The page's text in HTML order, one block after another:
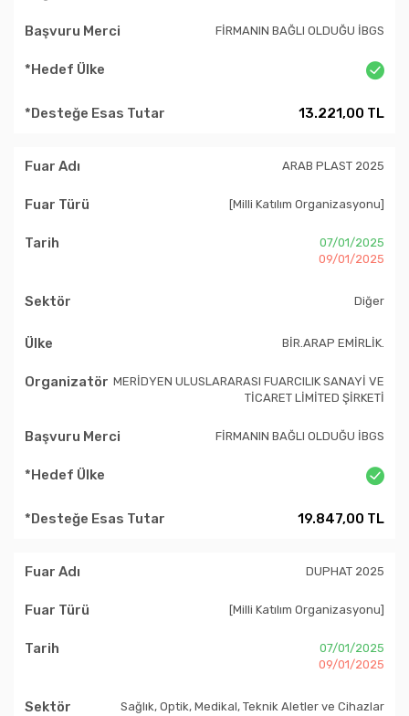
FİRMANIN BAĞLI OLDUĞU İBGS
13.221,00 TL
ARAB PLAST 2025
[Milli Katılım Organizasyonu]
07/01/2025
09/01/2025
Diğer
BİR.ARAP EMİRLİK.
MERİDYEN ULUSLARARASI FUARCILIK SANAYİ VE
TİCARET LİMİTED ŞİRKETİ
FİRMANIN BAĞLI OLDUĞU İBGS
19.847,00 TL
DUPHAT 2025
[Milli Katılım Organizasyonu]
07/01/2025
09/01/2025
Sağlık, Optik, Medikal, Teknik Aletler ve Cihazlar